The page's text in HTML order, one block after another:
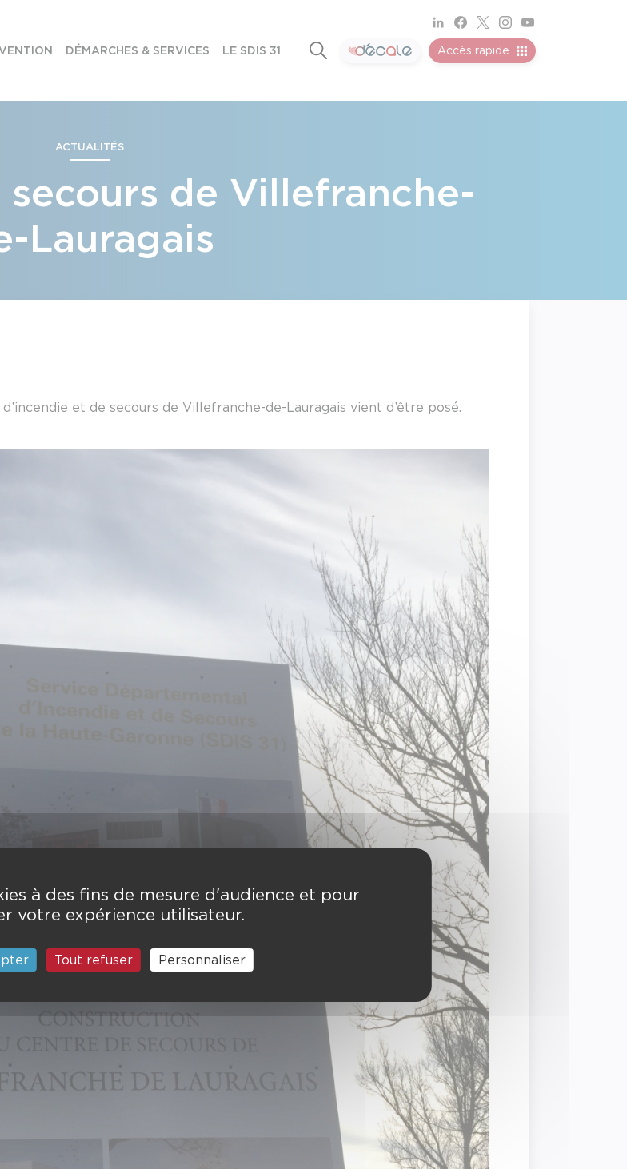
DÉMARCHES & SERVICES LE SDIS 31 Accès rapide
ACTUALITÉS
de Villefranche-
Lauragais
et de secours de Villefranche-de-Lauragais vient d’être posé.
à des fins de mesure d'audience et pour
votre expérience utilisateur.
Tout refuser Personnaliser